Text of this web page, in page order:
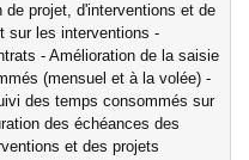
de projet, d'interventions et de
sur les interventions -
- Amélioration de la saisie
(mensuel et à la volée) -
des temps consommés sur
des échéances des
et des projets